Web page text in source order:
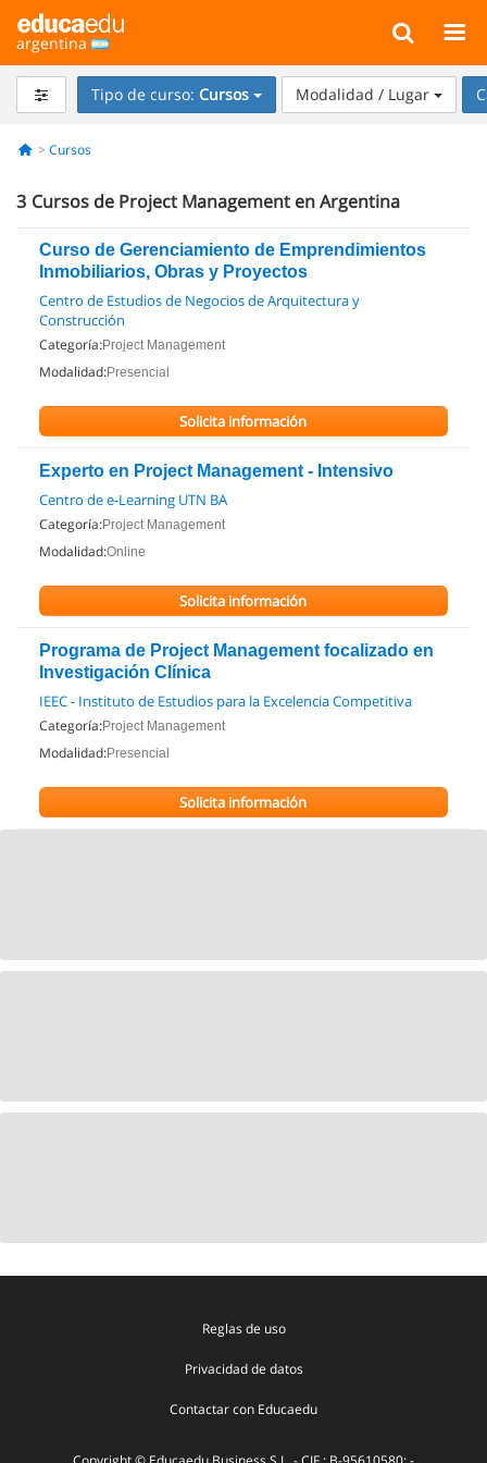
argentina
Tipo de curso: Cursos Modalidad / Lugar
Cursos
3 Cursos de Project Management en Argentina
Curso de Gerenciamiento de Emprendimientos
Inmobiliarios, Obras y Proyectos
Centro de Estudios de Negocios de Arquitectura y
Construcción
Categoría:Project Management
Modalidad:Presencial
Solicita información
Experto en Project Management - Intensivo
Centro de e-Learning UTN BA
Categoría:Project Management
Modalidad:Online
Solicita información
Programa de Project Management focalizado en
Investigación Clínica
IEEC - Instituto de Estudios para la Excelencia Competitiva
Categoría:Project Management
Modalidad:Presencial
Solicita información
Reglas de uso
Privacidad de datos
Contactar con Educaedu